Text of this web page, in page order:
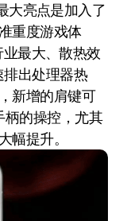
大亮点是加入了
重度游戏体
业最大、散热效
出处理器热
新增的肩键可
柄的操控，尤其
幅提升。